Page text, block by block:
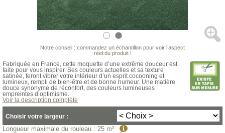
Notre conseil : commandez un échantillon pour voir l’aspect
réel du produit !
Fabriquée en France, cette moquette d’une extrême douceur est
faite pour vous inspirer. Ses couleurs actuelles et sa texture
satinée, feront vibrer votre intérieur d’un esprit cocooning et
lumineux, rempli de bien-être et de bonne humeur. Une matière
douce synonyme de réconfort, des couleurs lumineuses
empreintes d’optimisme.
Voir la description complète
Choisir votre largeur :
Longueur maximale du rouleau : 25 m²